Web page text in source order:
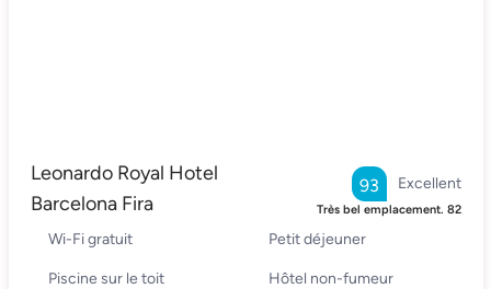
Leonardo Royal Hotel
Barcelona Fira
Excellent
93
Très bel emplacement. 82
Wi-Fi gratuit Petit déjeuner
Piscine sur le toit Hôtel non-fumeur